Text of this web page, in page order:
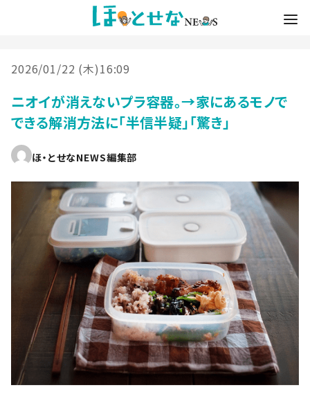
2026/01/22 (木)16:09
ニオイが消えないプラ容器。→家にあるモノで
できる解消方法に「半信半疑」「驚き」
ほ・とせなNEWS編集部